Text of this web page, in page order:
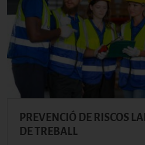
PREVENCIÓ DE RISCOS
DE TREBALL